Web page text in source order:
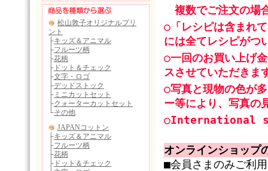
複数でご注文の場
○「レシピは含まれ
には全てレシピがつ
○一回のお買い上げ
スさせていただきま
○写真と現物の色が
ー等により、写真の
○International
オンラインショップ
■会員さまのみご利